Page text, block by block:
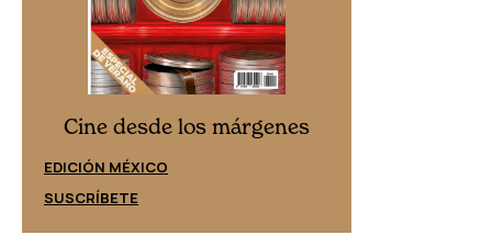
Cine desde los márgenes
EDICIÓN MÉXICO
SUSCRÍBETE